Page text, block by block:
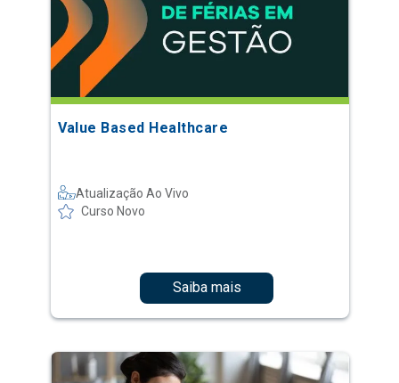
Value Based Healthcare
Atualização Ao Vivo
Curso Novo
Saiba mais